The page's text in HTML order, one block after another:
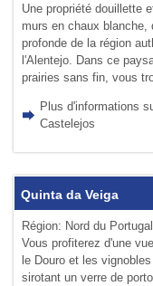
Une propriété douillette
murs en chaux blanche,
profonde de la région
l'Alentejo. Dans ce
prairies sans fin, vous
Plus d'informations
Castelejos
Quinta da Veiga
Région: Nord du
Vous profiterez d'une
le Douro et les
sirotant un verre de